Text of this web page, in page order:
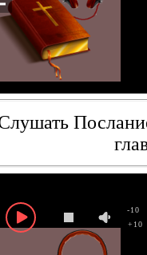
+10
-10